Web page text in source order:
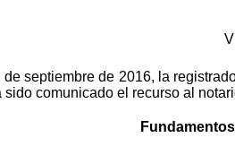
V
septiembre de 2016, la
comunicado el recurso al